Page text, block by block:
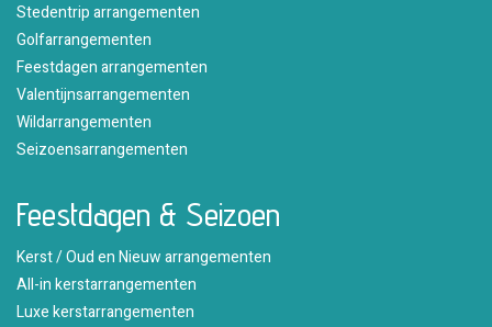
Stedentrip arrangementen
Golfarrangementen
Feestdagen arrangementen
Valentijnsarrangementen
Wildarrangementen
Seizoensarrangementen
Feestdagen & Seizoen
Kerst / Oud en Nieuw arrangementen
All-in kerstarrangementen
Luxe kerstarrangementen